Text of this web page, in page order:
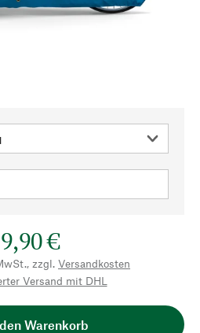
€
zzgl. Versandkosten
Versand mit DHL
Warenkorb